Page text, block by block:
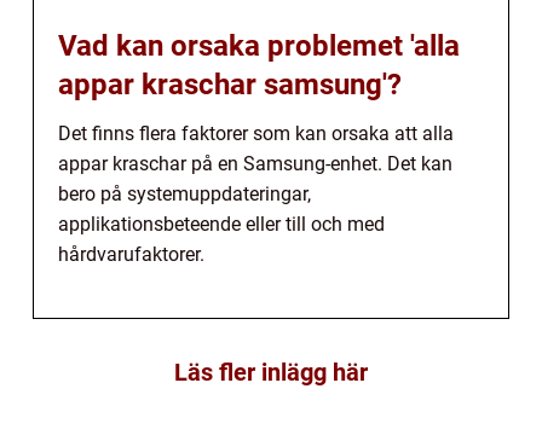
Vad kan orsaka problemet 'alla
appar kraschar samsung'?
Det finns flera faktorer som kan orsaka att alla
appar kraschar på en Samsung-enhet. Det kan
bero på systemuppdateringar,
applikationsbeteende eller till och med
hårdvarufaktorer.
Läs fler inlägg här